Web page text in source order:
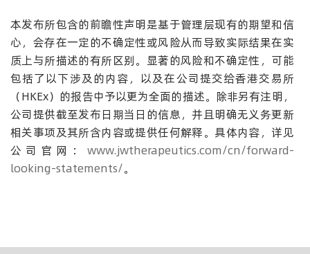
本发布所包含的前瞻性声明是基于管理层现有的期望和信
心，会存在一定的不确定性或风险从而导致实际结果在实
质上与所描述的有所区别。显著的风险和不确定性，可能
包括了以下涉及的内容，以及在公司提交给香港交易所
（HKEx）的报告中予以更为全面的描述。除非另有注明，
公司提供截至发布日期当日的信息，并且明确无义务更新
相关事项及其所含内容或提供任何解释。具体内容，详见
公司官网： www.jwtherapeutics.com/cn/forward-
looking-statements/。